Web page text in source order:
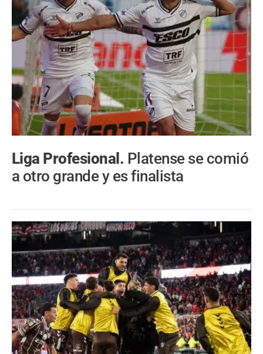
Liga Profesional. Platense se comió
a otro grande y es finalista